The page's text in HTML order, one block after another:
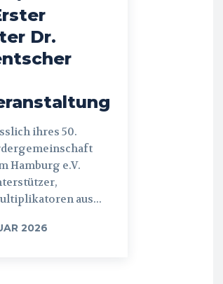
Dr.
Hamburg e.V.
aus...
2026